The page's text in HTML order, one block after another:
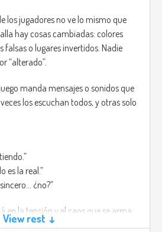
los jugadores no ve lo mismo que
hay cosas cambiadas: colores
falsas o lugares invertidos. Nadie
“alterado”.
manda mensajes o sonidos que
los escuchan todos, y otras solo
es la real.”
¿no?”
en la tensión y el caos que se arma.
empiecen a mirarse, y aunque
View rest ↓